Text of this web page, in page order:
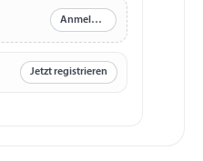
Anmelden
Jetzt registrieren